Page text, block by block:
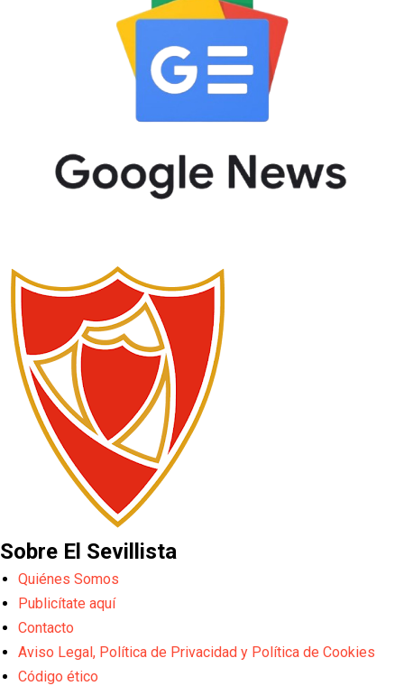
Sobre El Sevillista
Quiénes Somos
Publicítate aquí
Contacto
Aviso Legal, Política de Privacidad y Política de Cookies
Código ético